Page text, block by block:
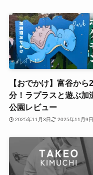
【おでかけ】富谷から
分！ラプラスと遊ぶ加
公園レビュー
2025年11月3日 2025年11月9日